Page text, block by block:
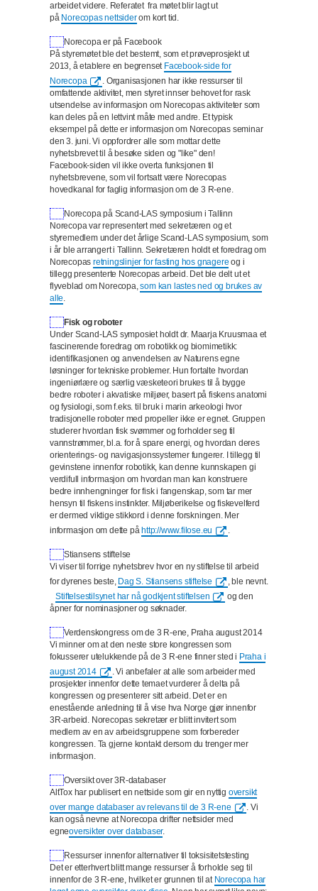
arbeidet videre. Referatet fra møtet blir lagt ut
på Norecopas nettsider om kort tid.
Norecopa er på Facebook
På styremøtet ble det bestemt, som et prøveprosjekt ut
2013, å etablere en begrenset Facebook-side for
Norecopa
. Organisasjonen har ikke ressurser til
omfattende aktivitet, men styret innser behovet for rask
utsendelse av informasjon om Norecopas aktiviteter som
kan deles på en lettvint måte med andre. Et typisk
eksempel på dette er informasjon om Norecopas seminar
den 3. juni. Vi oppfordrer alle som mottar dette
nyhetsbrevet til å besøke siden og "like" den!
Facebook-siden vil ikke overta funksjonen til
nyhetsbrevene, som vil fortsatt være Norecopas
hovedkanal for faglig informasjon om de 3 R-ene.
Norecopa på Scand-LAS symposium i Tallinn
Norecopa var representert med sekretæren og et
styremedlem under det årlige Scand-LAS symposium, som
i år ble arrangert i Tallinn. Sekretæren holdt et foredrag om
Norecopas retningslinjer for fasting hos gnagere og i
tillegg presenterte Norecopas arbeid. Det ble delt ut et
flyveblad om Norecopa,som kan lastes ned og brukes av
alle.
Fisk og roboter
Under Scand-LAS symposiet holdt dr. Maarja Kruusmaa et
fascinerende foredrag om robotikk og biomimetikk:
identifikasjonen og anvendelsen av Naturens egne
løsninger for tekniske problemer. Hun fortalte hvordan
ingeniørlære og særlig væsketeori brukes til å bygge
bedre roboter i akvatiske miljøer, basert på fiskens anatomi
og fysiologi, som f.eks. til bruk i marin arkeologi hvor
tradisjonelle roboter med propeller ikke er egnet. Gruppen
studerer hvordan fisk svømmer og forholder seg til
vannstrømmer, bl.a. for å spare energi, og hvordan deres
orienterings- og navigasjonssystemer fungerer. I tillegg til
gevinstene innenfor robotikk, kan denne kunnskapen gi
verdifull informasjon om hvordan man kan konstruere
bedre innhengninger for fisk i fangenskap, som tar mer
hensyn til fiskens instinkter. Miljøberikelse og fiskevelferd
er dermed viktige stikkord i denne forskningen. Mer
informasjon om dette på http://www.filose.eu .
Stiansens stiftelse
Vi viser til forrige nyhetsbrev hvor en ny stiftelse til arbeid
for dyrenes beste, Dag S. Stiansens stiftelse
, ble nevnt.
Stiftelsestilsynet har nå godkjent stiftelsen
og den
åpner for nominasjoner og søknader.
Verdenskongress om de 3 R-ene, Praha august 2014
Vi minner om at den neste store kongressen som
fokusserer utelukkende på de 3 R-ene finner sted i Praha i
august 2014
. Vi anbefaler at alle som arbeider med
prosjekter innenfor dette temaet vurderer å delta på
kongressen og presenterer sitt arbeid. Det er en
enestående anledning til å vise hva Norge gjør innenfor
3R-arbeid. Norecopas sekretær er blitt invitert som
medlem av en av arbeidsgruppene som forbereder
kongressen. Ta gjerne kontakt dersom du trenger mer
informasjon.
Oversikt over 3R-databaser
AltTox har publisert en nettside som gir en nyttig oversikt
over mange databaser av relevans til de 3 R-ene
. Vi
kan også nevne at Norecopa drifter nettsider med
egneoversikter over databaser.
Ressurser innenfor alternativer til toksisitetstesting
Det er etterhvert blitt mange ressurser å forholde seg til
innenfor de 3 R-ene, hvilket er grunnen til at Norecopa har